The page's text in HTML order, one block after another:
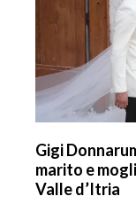
Gigi
marito e
Valle d’Itria